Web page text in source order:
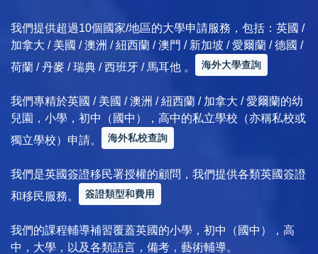
我們提供超過10個國家/地區的大學申請服務，包括：英國 /
加拿大 / 美國 / 澳洲 / 紐西蘭 / 澳門 / 新加坡 / 愛爾蘭 / 德國 /
荷蘭 / 丹麥 / 瑞典 / 西班牙 / 馬耳他 。
海外大學查詢
我們專精於英國 / 美國 / 澳洲 / 紐西蘭 / 加拿大 / 愛爾蘭的幼
兒園，小學，初中（國中），高中的私立學校（亦稱私校或
獨立學校）申請。
海外私校查詢
我們是英國簽證移民署授權的顧問，我們提供各類英國簽證
和移民服務。
簽證類型和費用
我們的課程輔導補習覆蓋英國的小學，初中（國中），高
中，大學，以及各類語言，備考，藝術輔導。